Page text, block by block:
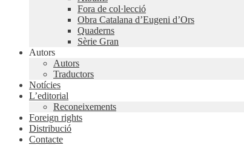
Fora de col·lecció
Obra Catalana d’Eugeni d’Ors
Quaderns
Sèrie Gran
Autors
Autors
Traductors
Notícies
L’editorial
Reconeixements
Foreign rights
Distribució
Contacte